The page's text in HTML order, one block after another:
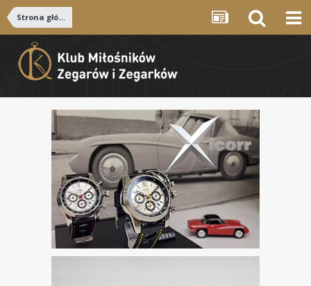
Strona główna